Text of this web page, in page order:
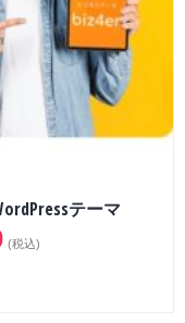
テーマ
(税込)